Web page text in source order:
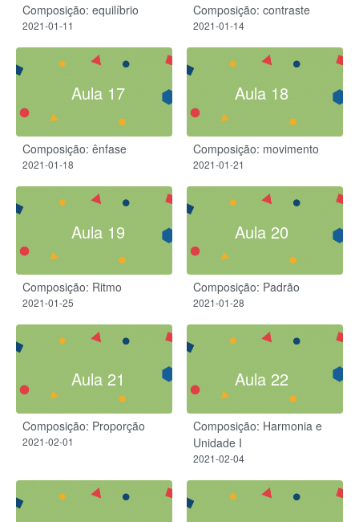
Composição: equilíbrio
2021-01-11
Composição: contraste
2021-01-14
Aula 17
Composição: ênfase
2021-01-18
Aula 18
Composição: movimento
2021-01-21
Aula 19
Composição: Ritmo
2021-01-25
Aula 20
Composição: Padrão
2021-01-28
Aula 21
Composição: Proporção
2021-02-01
Aula 22
Composição: Harmonia e
Unidade I
2021-02-04